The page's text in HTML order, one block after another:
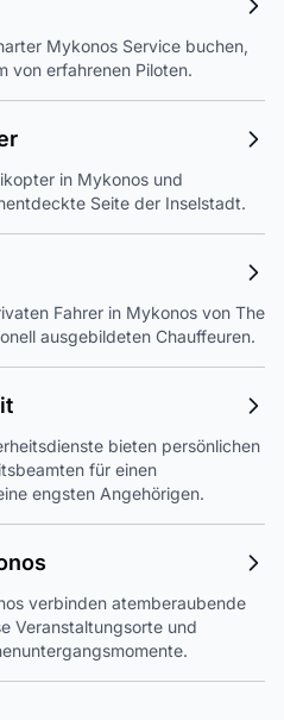
Mykonos Service buchen,
von erfahrenen Piloten.
in Mykonos und
Seite der Inselstadt.
Fahrer in Mykonos von The
ausgebildeten Chauffeuren.
bieten persönlichen
für einen
engsten Angehörigen.
verbinden atemberaubende
Veranstaltungsorte und